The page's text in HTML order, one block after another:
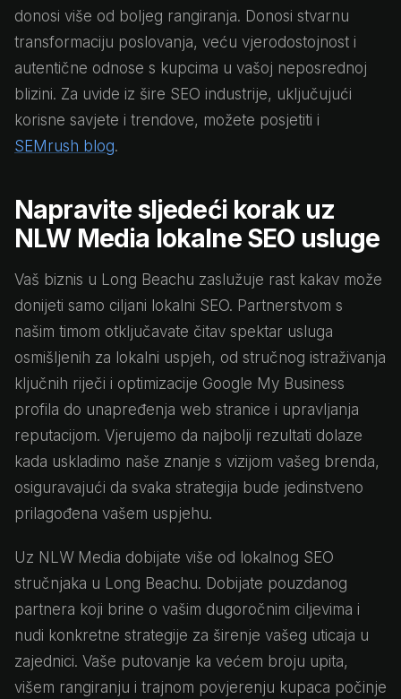
donosi više od boljeg rangiranja. Donosi stvarnu
transformaciju poslovanja, veću vjerodostojnost i
autentične odnose s kupcima u vašoj neposrednoj
blizini. Za uvide iz šire SEO industrije, uključujući
korisne savjete i trendove, možete posjetiti i
SEMrush blog.
Napravite sljedeći korak uz
NLW Media lokalne SEO usluge
Vaš biznis u Long Beachu zaslužuje rast kakav može
donijeti samo ciljani lokalni SEO. Partnerstvom s
našim timom otključavate čitav spektar usluga
osmišljenih za lokalni uspjeh, od stručnog istraživanja
ključnih riječi i optimizacije Google My Business
profila do unapređenja web stranice i upravljanja
reputacijom. Vjerujemo da najbolji rezultati dolaze
kada uskladimo naše znanje s vizijom vašeg brenda,
osiguravajući da svaka strategija bude jedinstveno
prilagođena vašem uspjehu.
Uz NLW Media dobijate više od lokalnog SEO
stručnjaka u Long Beachu. Dobijate pouzdanog
partnera koji brine o vašim dugoročnim ciljevima i
nudi konkretne strategije za širenje vašeg uticaja u
zajednici. Vaše putovanje ka većem broju upita,
višem rangiranju i trajnom povjerenju kupaca počinje